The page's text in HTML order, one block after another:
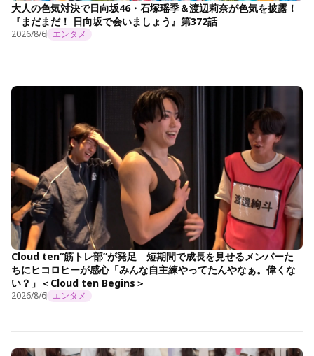
大人の色気対決で日向坂46・石塚瑶季＆渡辺莉奈が色気を披露！
『まだまだ！ 日向坂で会いましょう』第372話
2026/8/6 エンタメ
Cloud ten“筋トレ部”が発足 短期間で成長を見せるメンバーた
ちにヒコロヒーが感心「みんな自主練やってたんやなぁ。偉くな
い？」＜Cloud ten Begins＞
2026/8/6 エンタメ